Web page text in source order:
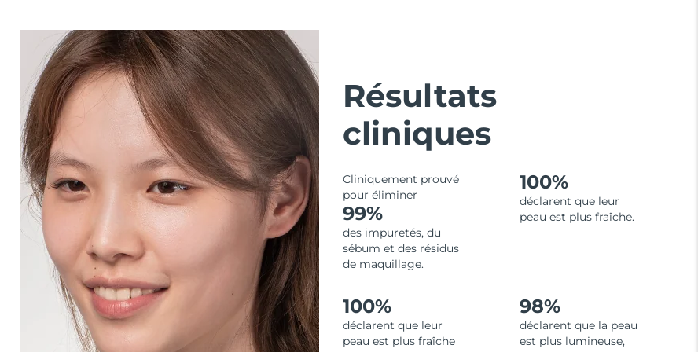
Résultats
cliniques
Cliniquement prouvé
pour éliminer
99%
des impuretés, du
sébum et des résidus
de maquillage.
100%
déclarent que leur
peau est plus fraîche.
100%
déclarent que leur
peau est plus fraîche
98%
déclarent que la peau
est plus lumineuse,